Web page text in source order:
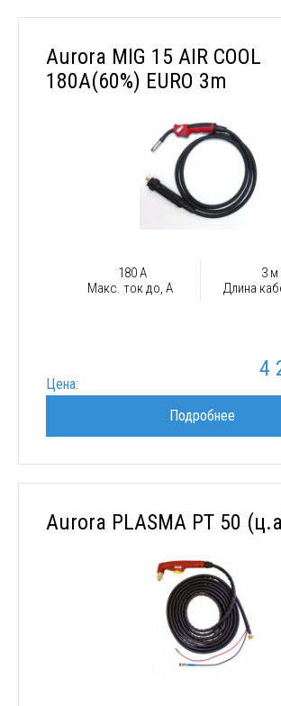
Aurora MIG 15 AIR COOL
180A(60%) EURO 3m
180 А
Макс. ток до, А
3 м
Длина
Цена:
4
Подробнее
Aurora PLASMA PT 50